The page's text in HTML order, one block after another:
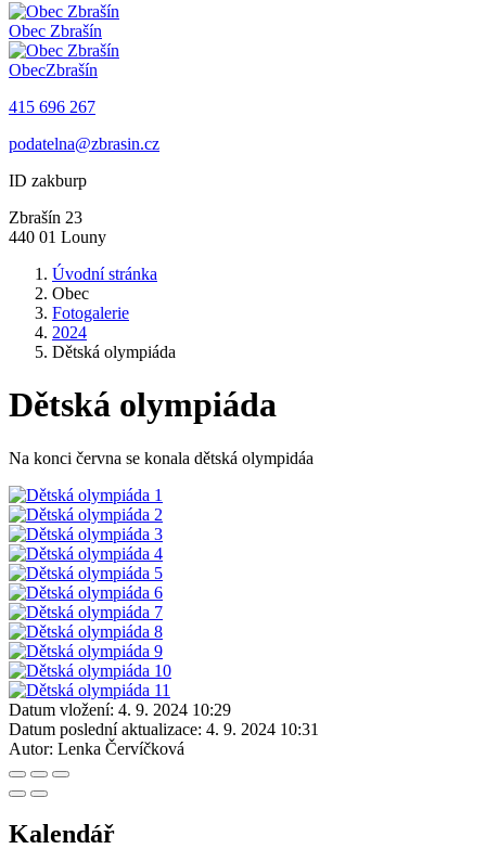
Obec Zbrašín
ObecZbrašín
415 696 267
podatelna@zbrasin.cz
ID zakburp
Zbrašín 23
440 01 Louny
Úvodní stránka
Obec
Fotogalerie
2024
Dětská olympiáda
Dětská olympiáda
Na konci června se konala dětská olympidáa
Datum vložení: 4. 9. 2024 10:29
Datum poslední aktualizace: 4. 9. 2024 10:31
Autor: Lenka Červíčková
Kalendář